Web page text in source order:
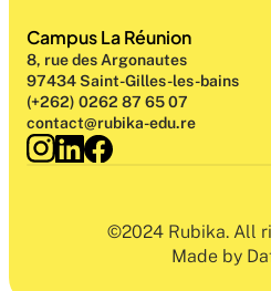
Campus La Réunion
8, rue des Argonautes
97434 Saint-Gilles-les-bains
(+262) 0262 87 65 07
contact@rubika-edu.re
©2024 Rubika. All
Made by